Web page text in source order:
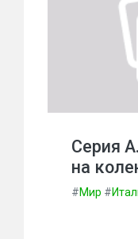
Серия
на
#Мир #